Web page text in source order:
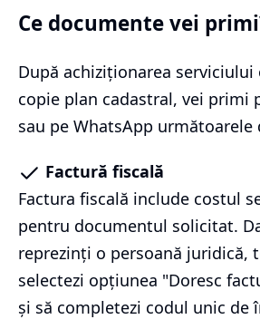
Ce documente vei
După achiziționarea serviciului
copie plan cadastral, vei primi
sau pe WhatsApp următoarele
Factură fiscală
Factura fiscală include costul
pentru documentul solicitat.
reprezinți o persoană juridică,
selectezi opțiunea "Doresc
și să completezi codul unic de